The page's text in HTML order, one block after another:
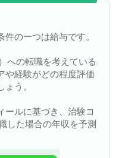
の一つは給与です。
への転職を考えている
や経験がどの程度評価
う。
ールに基づき、治験コ
した場合の年収を予測